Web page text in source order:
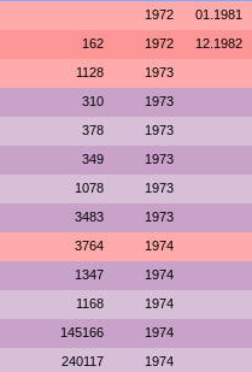
1972 01.1981
162 1972 12.1982
1128 1973
310 1973
378 1973
349 1973
1078 1973
3483 1973
3764 1974
1347 1974
1168 1974
145166 1974
240117 1974